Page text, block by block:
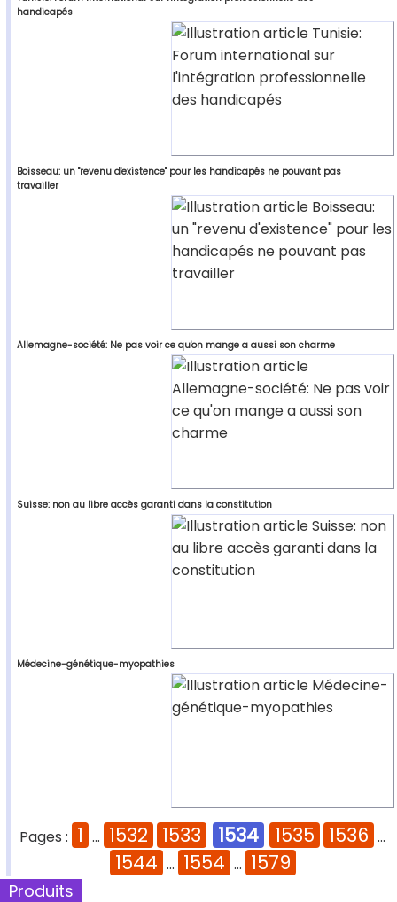
handicapés
Boisseau: un "revenu d'existence" pour les handicapés ne pouvant pas
travailler
Allemagne-société: Ne pas voir ce qu'on mange a aussi son charme
Suisse: non au libre accès garanti dans la constitution
Médecine-génétique-myopathies
Pages : 1 ... 1532 1533 1534 1535 1536 ...
1544 ... 1554 ... 1579
Produits